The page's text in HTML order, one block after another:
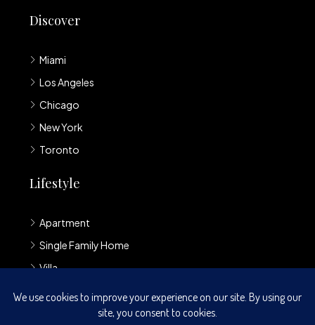
Discover
Miami
Los Angeles
Chicago
New York
Toronto
Lifestyle
Apartment
Single Family Home
Villa